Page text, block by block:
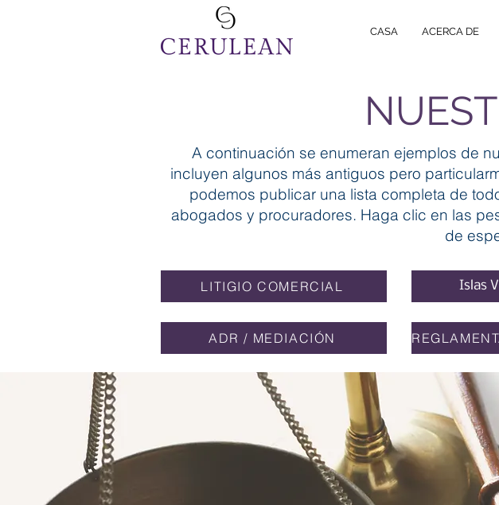
CASA ACERCA DE
A continuación se enumeran ejemplos de
incluyen algunos más antiguos pero
podemos publicar una lista completa de
abogados y procuradores. Haga clic en las
de
LITIGIO COMERCIAL Islas
ADR / MEDIACIÓN